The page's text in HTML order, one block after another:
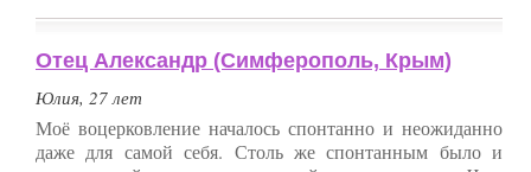
Отец Александр (Симферополь, Крым)
Юлия, 27 лет
Моё воцерковление началось спонтанно и неожиданно
даже для самой себя. Столь же спонтанным было и